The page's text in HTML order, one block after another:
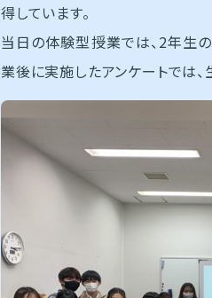
得しています。
当日の体験型授業では、2年生
業後に実施したアンケートでは